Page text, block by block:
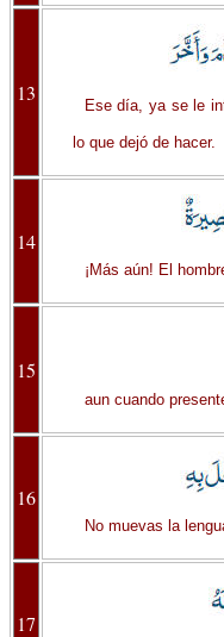
13
Ese día, ya se le
lo que dejó de hacer.
14
¡Más aún! El
15
aun cuando
16
No muevas la
17